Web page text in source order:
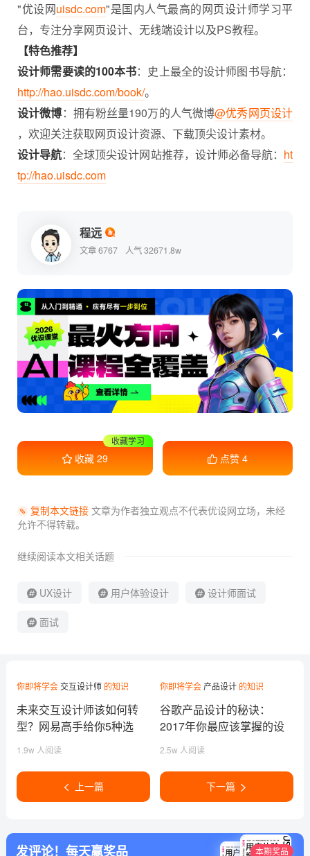
"优设网uisdc.com"是国内人气最高的网页设计师学习平
台，专注分享网页设计、无线端设计以及PS教程。
【特色推荐】
设计师需要读的100本书：史上最全的设计师图书导航：
http://hao.uisdc.com/book/。
设计微博：拥有粉丝量190万的人气微博@优秀网页设计
，欢迎关注获取网页设计资源、下载顶尖设计素材。
设计导航：全球顶尖设计网站推荐，设计师必备导航： ht
tp://hao.uisdc.com
程远
文章 6767 人气 32671.8w
收藏 29
干货满满
点赞 4
复制本文链接文章为作者独立观点不代表优设网立场， 未经
允许不得转载。
继续阅读本文相关话题
UX设计 用户体验设计 设计师面试
面试
你即将学会交互设计师的知识
未来交互设计师该如何转
型？网易高手给你5种选
1.9w 人阅读
上一篇
你即将学会 产品设计 的知识
谷歌产品设计的秘诀：
2017年你最应该掌握的设
计方法
2.5w 人阅读
下一篇
发评论！每天赢奖品 本期奖品